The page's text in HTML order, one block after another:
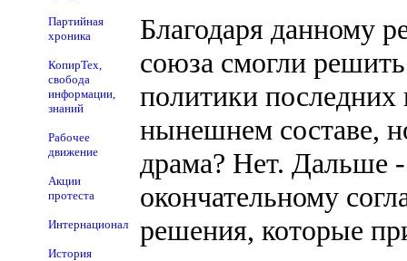
Партийная
хроника
КопирТех,
свобода
информации,
знаний
Рабочее
движение
Акции
протеста
Интернационал
История
Благодаря данному
союза смогли
политики последних
нынешнем составе,
драма? Нет. Дальше
окончательному
решения, которые